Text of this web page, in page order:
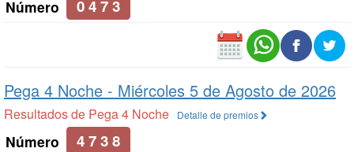
Número 0 4 7 3
Pega 4 Noche - Miércoles 5 de Agosto de 2026
Resultados de Pega 4 Noche Detalle de premios
Número 4 7 3 8